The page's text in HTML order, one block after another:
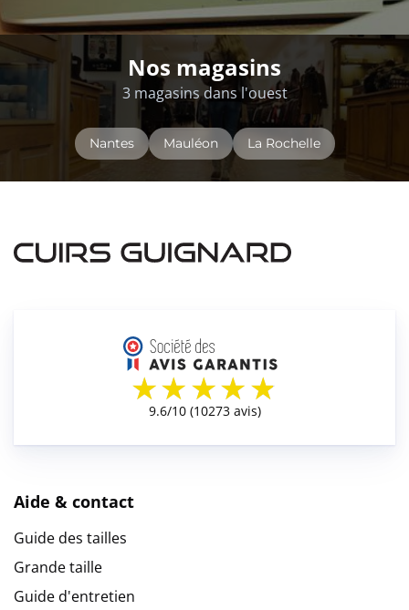
Nos magasins
3 magasins dans l'ouest
Nantes Mauléon La Rochelle
Aide & contact
Guide des tailles
Grande taille
Guide d'entretien